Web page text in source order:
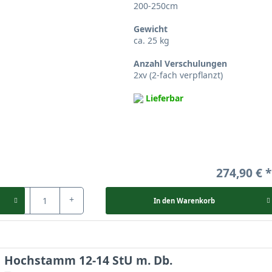
Synonym „Formosana Sweet Gum“. Wie auch
genannt und dient unter anderem zur
Konsuls und fanden auf diesem Weg ihre
Herbstfärbung ihres Laubs. Wie
Blattaustrieb präsentiert sich zunächst rötlich
Ellen deutlich unbekannter ist als sein
200-250cm
Gewicht
ca. 25 kg
Anzahl Verschulungen
2xv (2-fach verpflanzt)
Lieferbar
274,90 €
- + In den Warenkorb
Hochstamm 12-14 StU m. Db.